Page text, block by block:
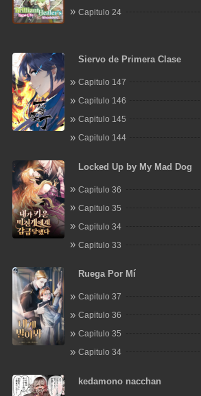
Capitulo 24
Siervo de Primera Clase
Capitulo 147
Capitulo 146
Capitulo 145
Capitulo 144
Locked Up by My Mad Dog
Capitulo 36
Capitulo 35
Capitulo 34
Capitulo 33
Ruega Por Mí
Capitulo 37
Capitulo 36
Capitulo 35
Capitulo 34
kedamono nacchan